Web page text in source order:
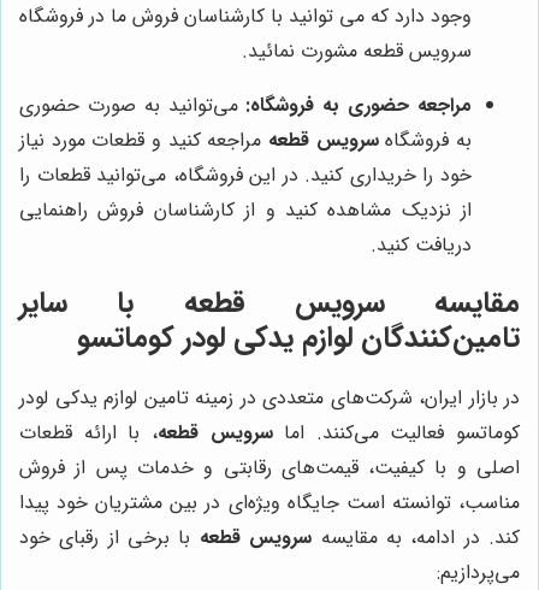
وجود دارد که می توانید با کارشناسان فروش ما در فروشگاه
سرویس قطعه مشورت نمائید.
مراجعه حضوری به فروشگاه: می‌توانید به صورت حضوری
به فروشگاهسرویس قطعه مراجعه کنید و قطعات مورد نیاز
خود را خریداری کنید. در این فروشگاه، می‌توانید قطعات را
از نزدیک مشاهده کنید و از کارشناسان فروش راهنمایی
دریافت کنید.
مقایسه سرویس قطعه با سایر
تامین‌کنندگان لوازم یدکی لودر کوماتسو
در بازار ایران، شرکت‌های متعددی در زمینه تامین لوازم یدکی لودر
کوماتسو فعالیت می‌کنند. اماسرویس قطعه، با ارائه قطعات
اصلی و با کیفیت، قیمت‌های رقابتی و خدمات پس از فروش
مناسب، توانسته است جایگاه ویژه‌ای در بین مشتریان خود پیدا
کند. در ادامه، به مقایسه سرویس قطعه با برخی از رقبای خود
می‌پردازیم: